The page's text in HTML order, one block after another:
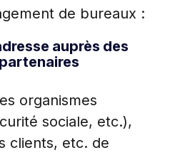
de bureaux :
auprès des
organismes
sociale, etc.),
clients, etc. de